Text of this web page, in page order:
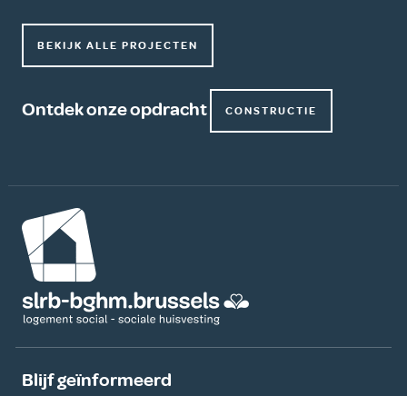
BEKIJK ALLE PROJECTEN
Ontdek onze opdracht CONSTRUCTIE
Afbeelding
Blijf geïnformeerd